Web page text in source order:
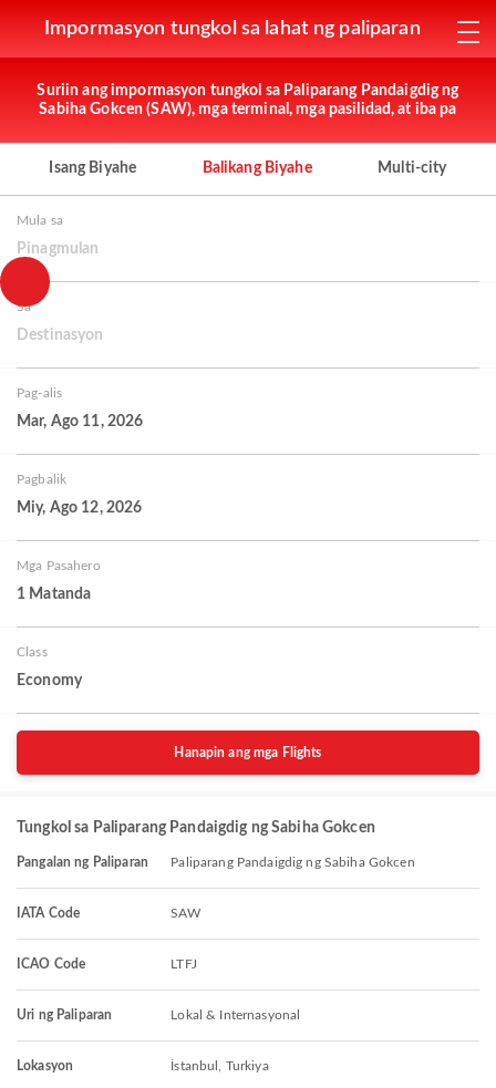
Impormasyon tungkol sa lahat ng paliparan
Suriin ang impormasyon tungkol sa Paliparang Pandaigdig ng
Sabiha Gokcen (SAW), mga terminal, mga pasilidad, at iba pa
Isang Biyahe Balikang Biyahe Multi-city
Mula sa
Pinagmulan
Sa
Destinasyon
Pag-alis
Mar, Ago 11, 2026
Pagbalik
Miy, Ago 12, 2026
Mga Pasahero
1 Matanda
Class
Economy
Hanapin ang mga Flights
Tungkol sa Paliparang Pandaigdig ng Sabiha Gokcen
Pangalan ng Paliparan Paliparang Pandaigdig ng Sabiha Gokcen
IATA Code SAW
ICAO Code LTFJ
Uri ng Paliparan Lokal & Internasyonal
Lokasyon İstanbul, Turkiya